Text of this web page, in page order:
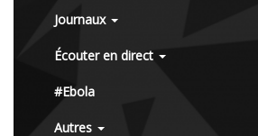
Journaux
Écouter en direct
#Ebola
Autres